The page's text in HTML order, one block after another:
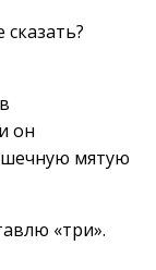
он
мятую
«три».